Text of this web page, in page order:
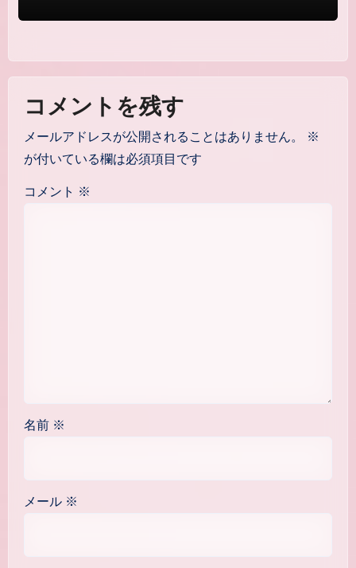
コメントを残す
メールアドレスが公開されることはありません。
※
が付いている欄は必須項目です
コメント ※
名前 ※
メール ※